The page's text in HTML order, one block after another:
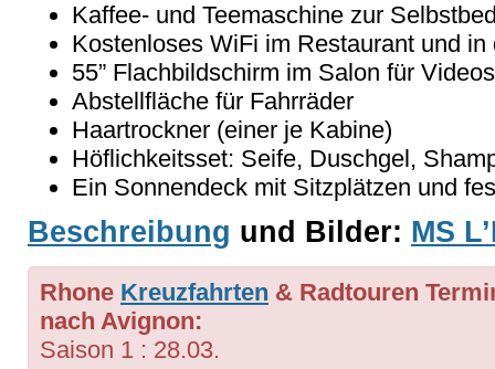
Kaffee- und Teemaschine zur
Kostenloses WiFi im Restaurant und in
55” Flachbildschirm im Salon für Videos
Abstellfläche für Fahrräder
Haartrockner (einer je Kabine)
Höflichkeitsset: Seife, Duschgel,
Ein Sonnendeck mit Sitzplätzen und
Beschreibung und Bilder: MS
Rhone Kreuzfahrten & Radtouren
nach Avignon:
Saison 1 : 28.03.